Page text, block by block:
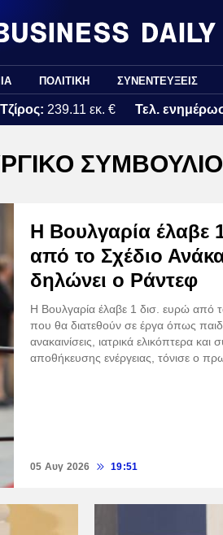
ΠΟΛΙΤΙΚΗ ΣΥΝΕΝΤΕΥΞΕΙΣ
Τζίρος: 239.11 εκ. € Τελ.
ΣΥΜΒΟΥΛΙΟ
Η Βουλγαρία έλαβε
από το Σχέδιο
δηλώνει ο Ράντεφ
Η Βουλγαρία έλαβε 1 δισ. ευρώ από
που θα διατεθούν σε έργα όπως
ανακαινίσεις, ιατρικά ελικόπτερα και
αποθήκευσης ενέργειας, τόνισε ο
05 Αυγ 2026 19:51